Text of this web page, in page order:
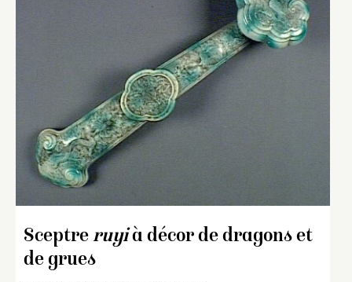
Sceptre ruyià décor de dragons et
de grues